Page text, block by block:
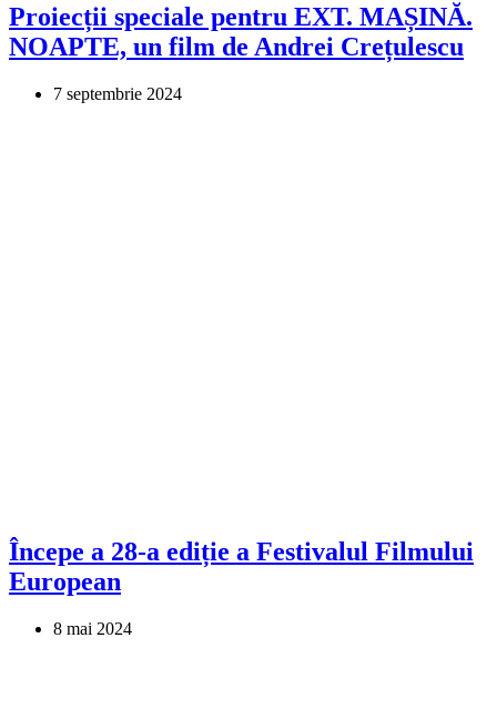
Proiecții speciale pentru EXT. MAȘINĂ.
NOAPTE, un film de Andrei Crețulescu
7 septembrie 2024
Începe a 28-a ediție a Festivalul Filmului
European
8 mai 2024